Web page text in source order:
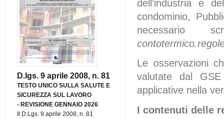
D.lgs. 9 aprile 2008, n. 81
TESTO UNICO SULLA SALUTE E
SICUREZZA SUL LAVORO
-REVISIONE GENNAIO 2026
Il D.Lgs. 9 aprile 2008, n. 81
dell’industria e
condominio,
necessario
Le osservazioni
valutate dal
applicative nella
I contenuti delle